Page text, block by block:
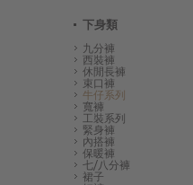
下身類
九分褲
西裝褲
休閒長褲
束口褲
牛仔系列
寬褲
工裝系列
緊身褲
內搭褲
保暖褲
七/八分褲
裙子